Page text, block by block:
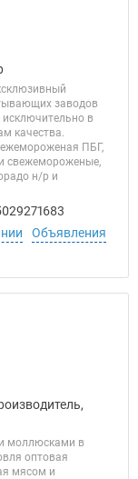
заводов
в
качества.
ПБГ,
свежемороженые,
н/р и
Объявления
моллюсками в
оптовая
мясом и